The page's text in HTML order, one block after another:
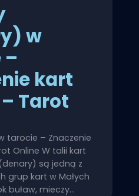
w
kart
Tarot
tarocie – Znaczenie
Online W talii kart
są jedną z
grup kart w Małych
buław, mieczy…